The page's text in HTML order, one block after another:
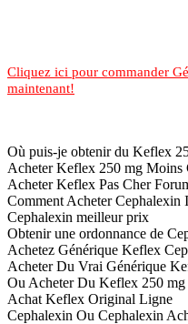
Cliquez ici pour commander
maintenant!
Où puis-je obtenir du Keflex
Acheter Keflex 250 mg Moins
Acheter Keflex Pas Cher
Comment Acheter Cephalexin
Cephalexin meilleur prix
Obtenir une ordonnance de
Achetez Générique Keflex
Acheter Du Vrai Générique
Ou Acheter Du Keflex 250
Achat Keflex Original Ligne
Cephalexin Ou Cephalexin